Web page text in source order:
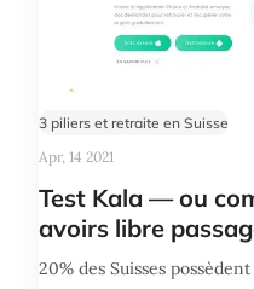
3 piliers et retraite en Suisse
Apr, 14 2021
Test Kala — ou
avoirs libre
20% des Suisses